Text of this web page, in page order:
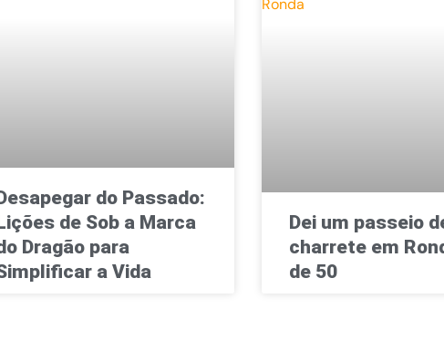
do Passado:
de Sob a Marca
Dragão para
a Vida
Dei um passeio
charrete em
de 50